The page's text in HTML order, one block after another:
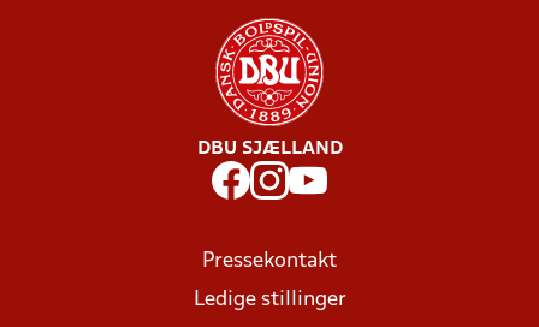
DBU SJÆLLAND
Pressekontakt
Ledige stillinger